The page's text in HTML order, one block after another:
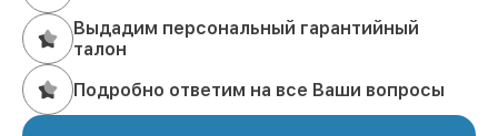
Выдадим персональный гарантийный
талон
Подробно ответим на все Ваши вопросы